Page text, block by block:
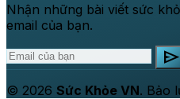
Nhận những bài viết sức
email của bạn.
send
© 2026 Sức Khỏe VN. Bảo